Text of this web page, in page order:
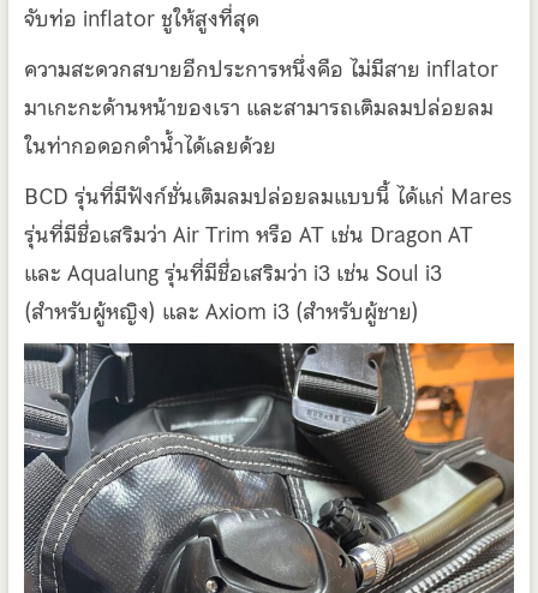
จับท่อ inflator ชูให้สูงที่สุด
ความสะดวกสบายอีกประการหนึ่งคือ ไม่มีสาย inflator
มาเกะกะด้านหน้าของเรา และสามารถเติมลมปล่อยลม
ในท่ากอดอกดำน้ำได้เลยด้วย
BCD รุ่นที่มีฟังก์ชั่นเติมลมปล่อยลมแบบนี้ ได้แก่ Mares
รุ่นที่มีชื่อเสริมว่า Air Trim หรือ AT เช่น Dragon AT
และ Aqualung รุ่นที่มีชื่อเสริมว่า i3 เช่น Soul i3
(สำหรับผู้หญิง) และ Axiom i3 (สำหรับผู้ชาย)